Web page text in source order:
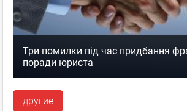
Три помилки під час придбання
поради юриста
другие